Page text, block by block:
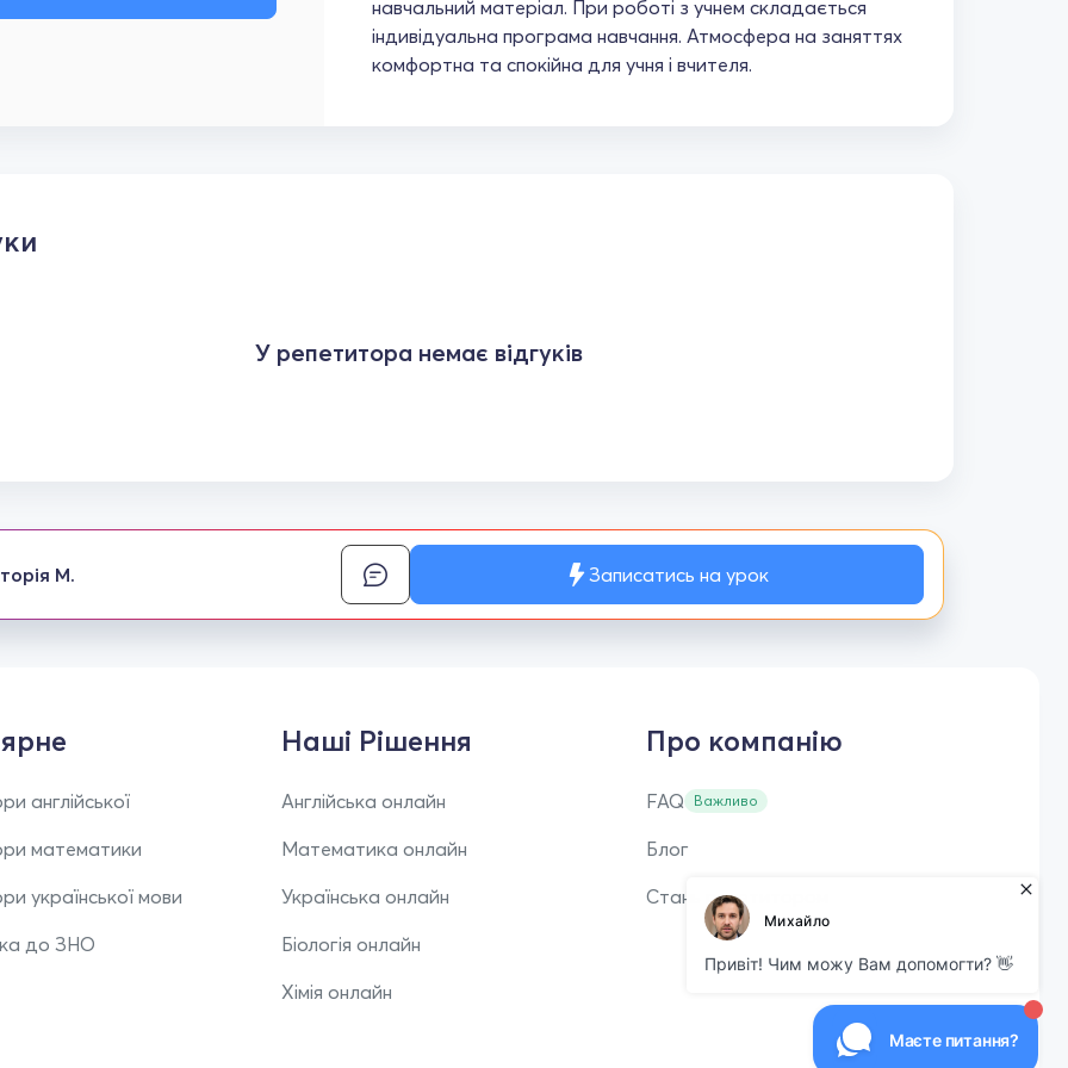
навчальний матеріал. При роботі з учнем складається
індивідуальна програма навчання. Атмосфера на заняттях
комфортна та спокійна для учня і вчителя.
У репетитора немає відгуків
М. Записатись на урок
англійської
математики
української мови
до ЗНО
Наші Рішення
Англійська онлайн
Математика онлайн
Українська онлайн
Біологія онлайн
Хімія онлайн
Про компанію
FAQ Важливо
Блог
Стань репетитором